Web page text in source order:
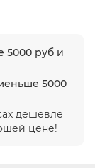
5000 руб и
5000
дешевле
цене!